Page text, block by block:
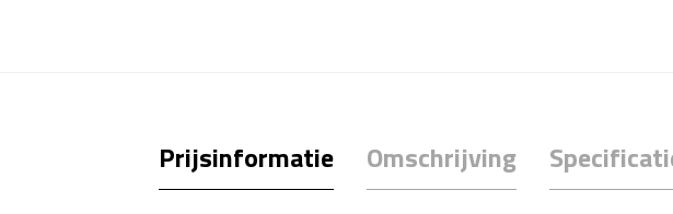
Prijsinformatie Omschrijving